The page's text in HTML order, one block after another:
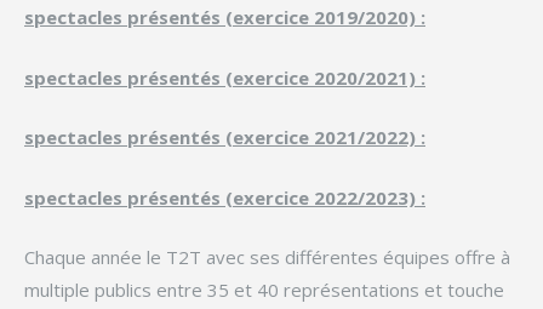
spectacles présentés (exercice 2019/2020) :
spectacles présentés (exercice 2020/2021) :
spectacles présentés (exercice 2021/2022) :
spectacles présentés (exercice 2022/2023) :
Chaque année le T2T avec ses différentes équipes offre à
multiple publics entre 35 et 40 représentations et touche